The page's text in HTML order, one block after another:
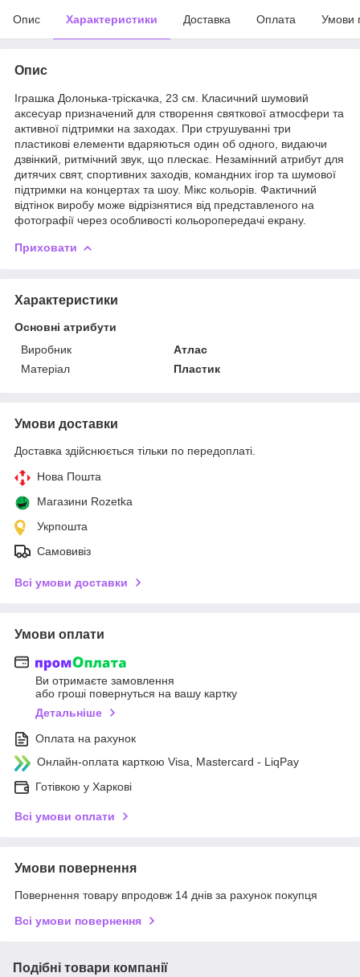
Опис Характеристики Доставка Оплата Умови
Опис
Іграшка Долонька-тріскачка, 23 см. Класичний шумовий
аксесуар призначений для створення святкової атмосфери та
активної підтримки на заходах. При струшуванні три
пластикові елементи вдаряються один об одного, видаючи
дзвінкий, ритмічний звук, що плескає. Незамінний атрибут для
дитячих свят, спортивних заходів, командних ігор та шумової
підтримки на концертах та шоу. Мікс кольорів. Фактичний
відтінок виробу може відрізнятися від представленого на
фотографії через особливості кольоропередачі екрану.
Приховати
Характеристики
Основні атрибути
Виробник
Атлас
Матеріал
Пластик
Умови доставки
Доставка здійснюється тільки по передоплаті.
Нова Пошта
Магазини Rozetka
Укрпошта
Самовивіз
Всі умови доставки
Умови оплати
Ви отримаєте замовлення
або гроші повернуться на вашу картку
Детальніше
Оплата на рахунок
Онлайн-оплата карткою Visa, Mastercard - LiqPay
Готівкою у Харкові
Всі умови оплати
Умови повернення
Повернення товару впродовж 14 днів за рахунок покупця
Всі умови повернення
Подібні товари компанії